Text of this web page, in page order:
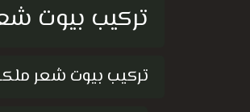
تركيب بيوت
تركيب بيوت شعر